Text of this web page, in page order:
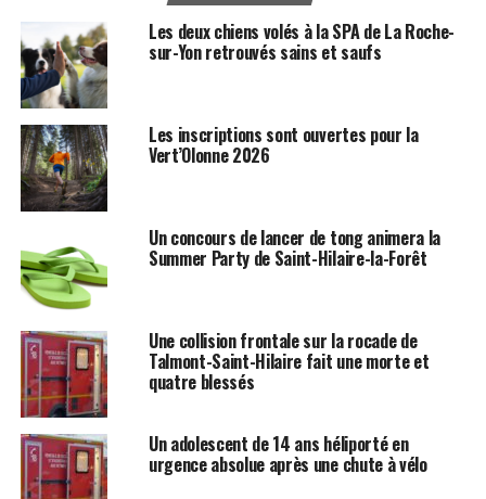
Les deux chiens volés à la SPA de La Roche-
sur-Yon retrouvés sains et saufs
Les inscriptions sont ouvertes pour la
Vert’Olonne 2026
Un concours de lancer de tong animera la
Summer Party de Saint-Hilaire-la-Forêt
Une collision frontale sur la rocade de
Talmont-Saint-Hilaire fait une morte et
quatre blessés
Un adolescent de 14 ans héliporté en
urgence absolue après une chute à vélo